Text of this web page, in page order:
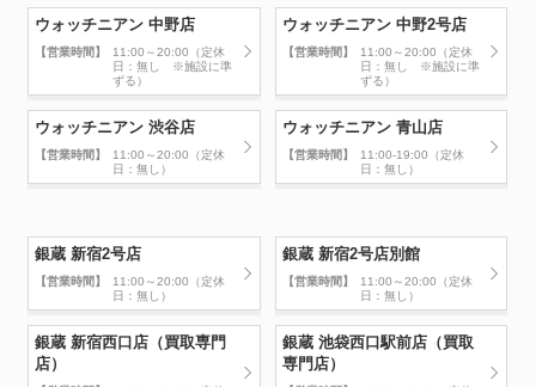
ウォッチニアン 中野店
【営業時間】
11:00～20:00（定休
日：無し ※施設に準
ずる）
ウォッチニアン 中野2号店
【営業時間】
11:00～20:00（定休
日：無し ※施設に準
ずる）
ウォッチニアン 渋谷店
【営業時間】
11:00～20:00（定休
日：無し）
ウォッチニアン 青山店
【営業時間】
11:00-19:00（定休
日：無し）
銀蔵 新宿2号店
【営業時間】
11:00～20:00（定休
日：無し）
銀蔵 新宿2号店別館
【営業時間】
11:00～20:00（定休
日：無し）
銀蔵 新宿西口店（買取専門
店）
銀蔵 池袋西口駅前店（買取
専門店）